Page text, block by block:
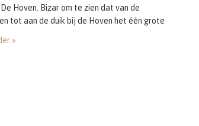
Hoven. Bizar om te zien dat van de
tot aan de duik bij de Hoven het één grote
»